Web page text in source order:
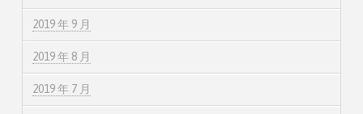
2019 年 9 月
2019 年 8 月
2019 年 7 月